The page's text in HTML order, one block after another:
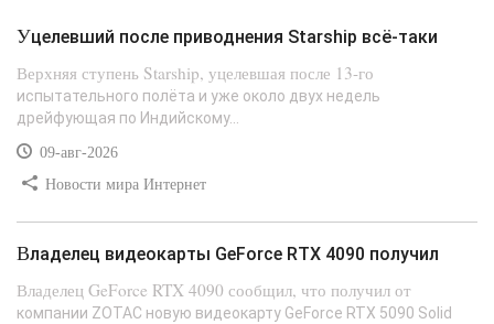
Уцелевший после приводнения Starship всё-таки
Верхняя ступень Starship, уцелевшая после 13-го
испытательного полёта и уже около двух недель
дрейфующая по Индийскому...
09-авг-2026
Новости мира Интернет
Владелец видеокарты GeForce RTX 4090 получил
Владелец GeForce RTX 4090 сообщил, что получил от
компании ZOTAC новую видеокарту GeForce RTX 5090 Solid